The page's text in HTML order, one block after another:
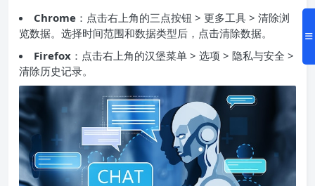
Chrome ：点击右上角的三点按钮 > 更多工具 > 清除浏
览数据。选择时间范围和数据类型后，点击清除数据。
Firefox ：点击右上角的汉堡菜单 > 选项 > 隐私与安全 >
清除历史记录。